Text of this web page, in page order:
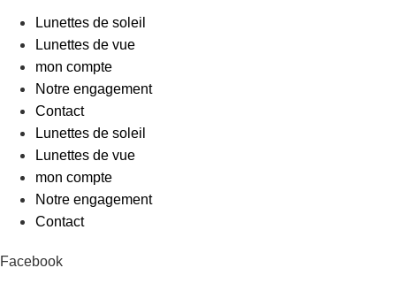
Lunettes de soleil
Lunettes de vue
mon compte
Notre engagement
Contact
Lunettes de soleil
Lunettes de vue
mon compte
Notre engagement
Contact
Facebook